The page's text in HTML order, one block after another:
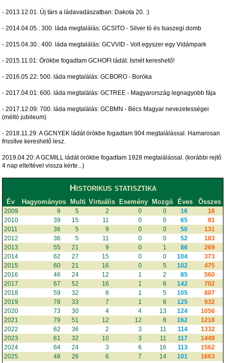
- 2013.12.01. Új társ a ládavadászatban: Dakota 20. :)
- 2014.04.05.: 300. láda megtalálás: GCSITO - Silver tó és Isaszegi domb
- 2015.04.30.: 400. láda megtalálás: GCVVID - Volt egyszer egy Vidámpark
- 2015.11.01: Örökbe fogadtam GCHOFI ládát. Ismét kereshető!
- 2016.05.22: 500. láda megtalálás: GCBORO - Boróka
- 2017.04.01: 600. láda megtalálás: GCTREE - Magyarország legnagyobb fája
- 2017.12.09: 700. láda megtalálás: GCBMN - Bécs Magyar nevezetességei
(méltó jubileum)
- 2018.11.29: A GCNYEK ládát örökbe fogadtam 904 megtalálással. Hamarosan
frissítve kereshető lesz.
2019.04.20: A GCMILL ládát örökbe fogadtam 1928 megtalálással. (korábbi rejtő
4 nap elteltével vissza kérte...)
Historikus statisztika
Év Hagyományos Multi Virtuális Esemény Mozgó Éves Összes
2009 9 5 2 0 0 16
16
2010
39 15 11 0 0 65
81
2011
36 5 9 0 0 50
131
2012
36 5 11 0 0 52
183
2013
55 21 9 0 1 86
269
2014
62 27 15 0 0 104
373
2015
60 21 16 0 5 102
475
2016
46 24 12 1 2 85
560
2017
67 52 16 1 6 142
702
2018
59 32 8 1 5 105
807
2019
78 33 7 1 6 125
932
2020
73 30 4 4 13 124
1056
2021
79 51 12 12 8 162
1218
2022
62 36 2 3 11 114
1332
2023
61 32 10 3 11 117
1449
2024
64 24 3 6 16 113
1562
2025
48 26 6 7 14 101
1663